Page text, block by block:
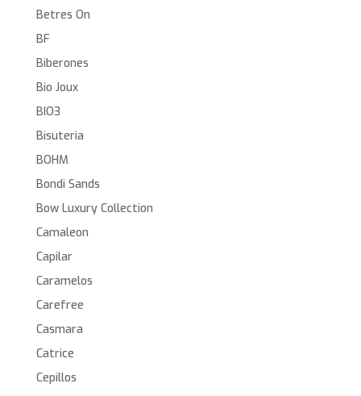
Betres On
BF
Biberones
Bio Joux
BIO3
Bisuteria
BOHM
Bondi Sands
Bow Luxury Collection
Camaleon
Capilar
Caramelos
Carefree
Casmara
Catrice
Cepillos